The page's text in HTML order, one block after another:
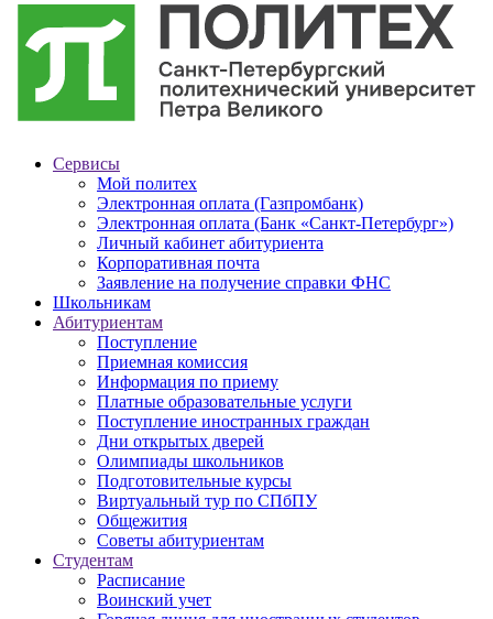
Сервисы
Мой политех
Электронная оплата (Газпромбанк)
Электронная оплата (Банк «Санкт-Петербург»)
Личный кабинет абитуриента
Корпоративная почта
Заявление на получение справки ФНС
Школьникам
Абитуриентам
Поступление
Приемная комиссия
Информация по приему
Платные образовательные услуги
Поступление иностранных граждан
Дни открытых дверей
Олимпиады школьников
Подготовительные курсы
Виртуальный тур по СПбПУ
Общежития
Советы абитуриентам
Студентам
Расписание
Воинский учет